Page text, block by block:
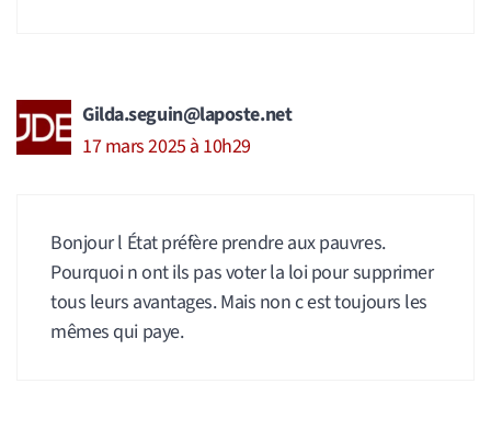
Gilda.seguin@laposte.net
17 mars 2025 à 10h29
Bonjour l État préfère prendre aux pauvres.
Pourquoi n ont ils pas voter la loi pour supprimer
tous leurs avantages. Mais non c est toujours les
mêmes qui paye.